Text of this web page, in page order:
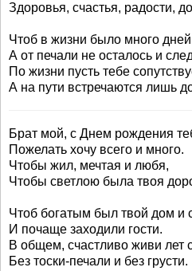
Здоровья, счастья, радости,
Чтоб в жизни было много
А от печали не осталось и
По жизни пусть тебе
А на пути встречаются лишь
Брат мой, с Днем рождения
Пожелать хочу всего и много.
Чтобы жил, мечтая и любя,
Чтобы светлою была твоя
Чтоб богатым был твой дом и
И почаще заходили гости.
В общем, счастливо живи лет
Без тоски-печали и без грусти.